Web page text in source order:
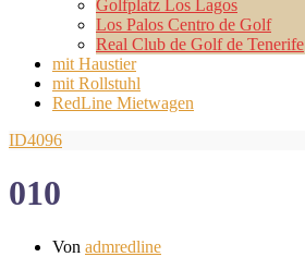
Golfplatz Los Lagos
Los Palos Centro de Golf
Real Club de Golf de Tenerife
mit Haustier
mit Rollstuhl
RedLine Mietwagen
ID4096
010
Von admredline